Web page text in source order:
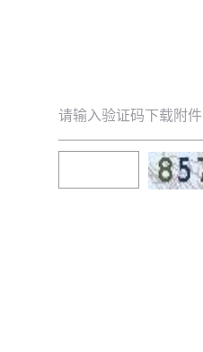
请输入验证码下载附件